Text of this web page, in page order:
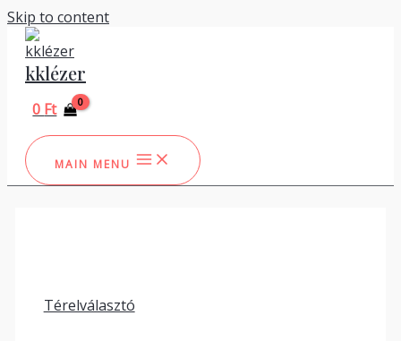
Skip to content
kklézer
0 Ft
MAIN MENU
Térelválasztó